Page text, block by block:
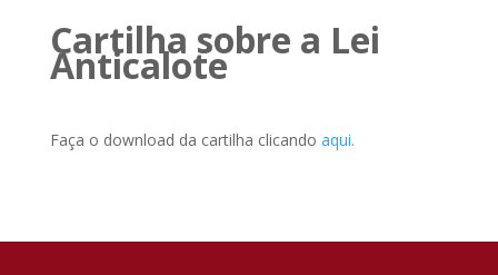
Cartilha sobre a Lei
Anticalote
Faça o download da cartilha clicando aqui.